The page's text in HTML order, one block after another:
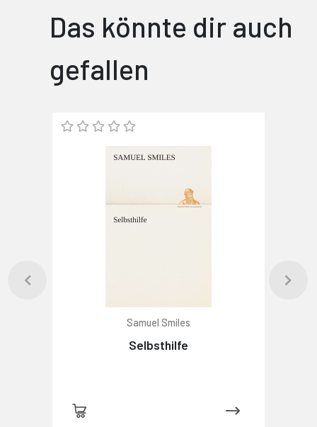
Das könnte dir auch
gefallen
Samuel Smiles
Selbsthilfe